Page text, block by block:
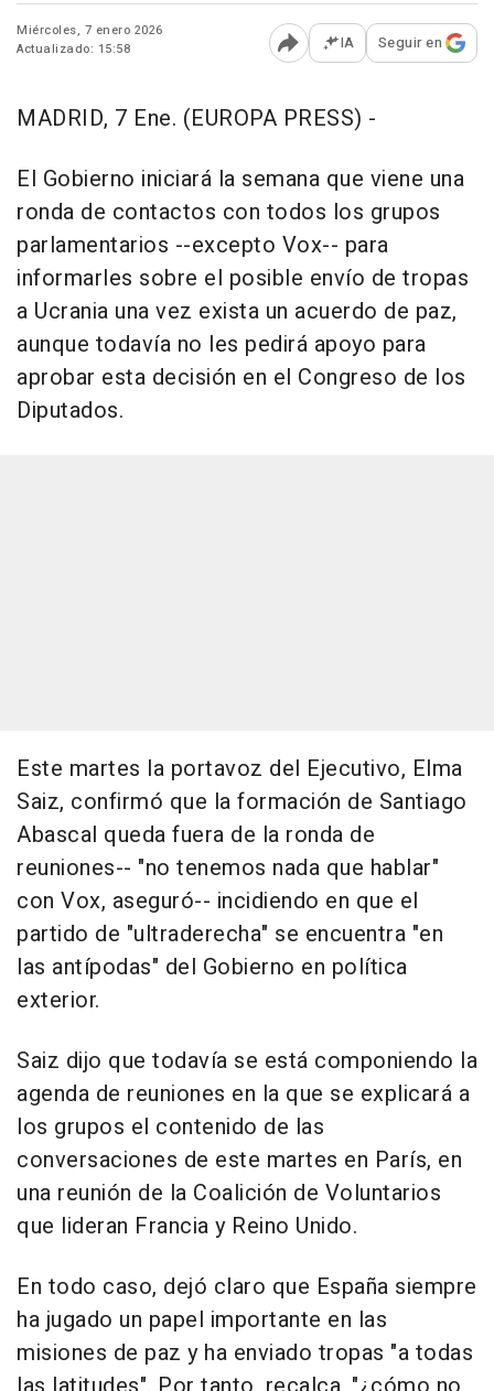
Miércoles, 7 enero 2026
Actualizado: 15:58
Abrir opciones para
IA Seguir en
MADRID, 7 Ene. (EUROPA PRESS) -
El Gobierno iniciará la semana que viene una
ronda de contactos con todos los grupos
parlamentarios --excepto Vox-- para
informarles sobre el posible envío de tropas
a Ucrania una vez exista un acuerdo de paz,
aunque todavía no les pedirá apoyo para
aprobar esta decisión en el Congreso de los
Diputados.
Este martes la portavoz del Ejecutivo, Elma
Saiz, confirmó que la formación de Santiago
Abascal queda fuera de la ronda de
reuniones-- "no tenemos nada que hablar"
con Vox, aseguró-- incidiendo en que el
partido de "ultraderecha" se encuentra "en
las antípodas" del Gobierno en política
exterior.
Saiz dijo que todavía se está componiendo la
agenda de reuniones en la que se explicará a
los grupos el contenido de las
conversaciones de este martes en París, en
una reunión de la Coalición de Voluntarios
que lideran Francia y Reino Unido.
En todo caso, dejó claro que España siempre
ha jugado un papel importante en las
misiones de paz y ha enviado tropas "a todas